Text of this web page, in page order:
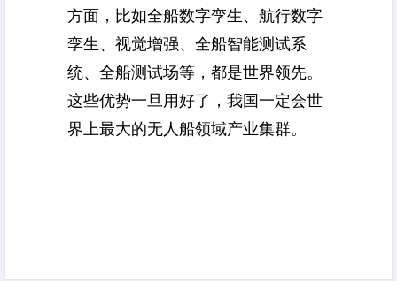
方面，比如全船数字孪生、航行数字
孪生、视觉增强、全船智能测试系
统、全船测试场等，都是世界领先。
这些优势一旦用好了，我国一定会世
界上最大的无人船领域产业集群。